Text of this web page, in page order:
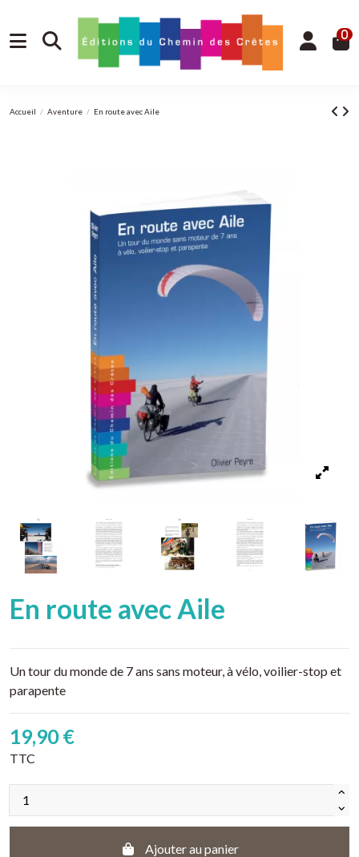
0
Accueil Aventure En route avec Aile
En route avec Aile
Un tour du monde de 7 ans sans moteur, à vélo, voilier-stop et
parapente
19,90 €
TTC
Ajouter au panier